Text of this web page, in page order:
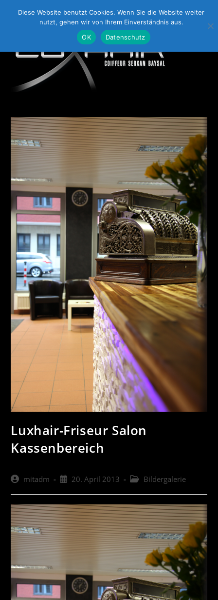
Luxhair-Friseur Salon
Kassenbereich
Beitrags-
mitadm
Beitrag20. April 2013
Beitrags-Bildergalerie
Diese Website benutzt Cookies. Wenn Sie die Website weiter
nutzt, gehen wir von Ihrem Einverständnis aus.
OK
Datenschutz